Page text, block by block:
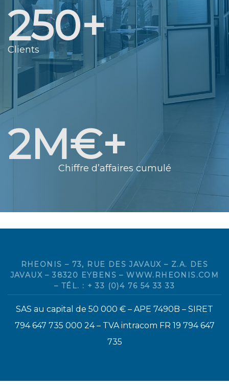
250+
Clients
2M€+
Chiffre d’affaires cumulé
RHEONIS – 73, RUE DES JAVAUX – Z.A. DES
JAVAUX – 38320 EYBENS – WWW.RHEONIS.COM
– TÉL. : + 33 (0)4 76 54 33 33
SAS au capital de 50 000 € – APE 7490B – SIRET
794 647 735 000 24 – TVA intracom FR 19 794 647
735